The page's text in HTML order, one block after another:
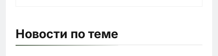
Новости по теме